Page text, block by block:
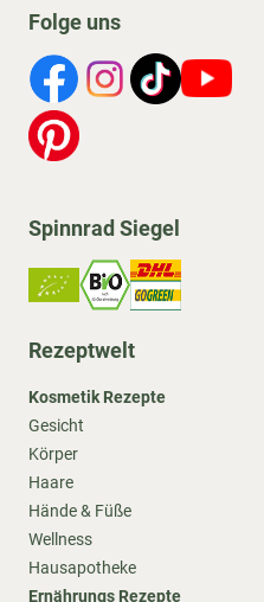
Folge uns
Spinnrad Siegel
Rezeptwelt
Kosmetik Rezepte
Gesicht
Körper
Haare
Hände & Füße
Wellness
Hausapotheke
Ernährungs Rezepte